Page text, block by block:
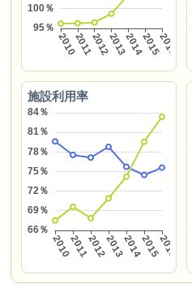
施設利用率